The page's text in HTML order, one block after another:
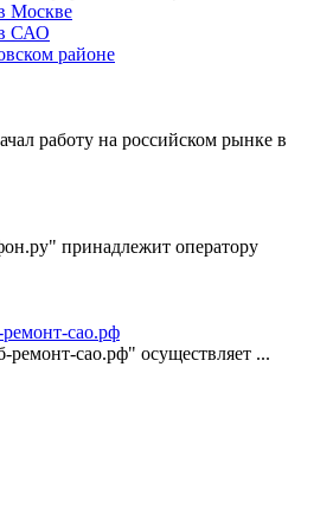
Москве
САО
районе
работу на российском рынке в
принадлежит оператору
сао.рф
сао.рф" осуществляет ...